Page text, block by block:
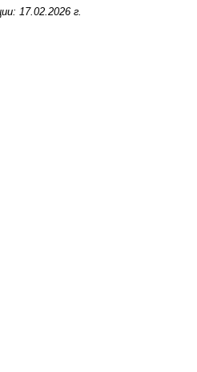
17.02.2026 г.